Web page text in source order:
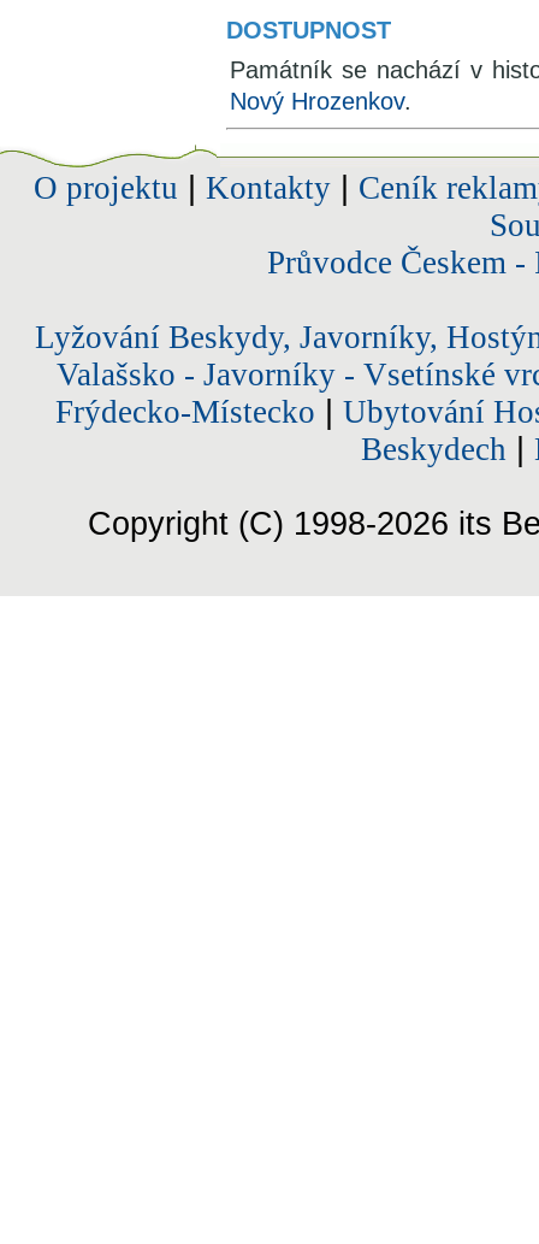
DOSTUPNOST
Památník se nachází v
Nový Hrozenkov.
O projektu Kontakty| Ceník
Průvodce Českem
Lyžování Beskydy, Javorníky,
Valašsko - Javorníky - Vsetínské
Frýdecko-Místecko
Ubytování
Beskydech
Copyright (C) 1998-2026 its